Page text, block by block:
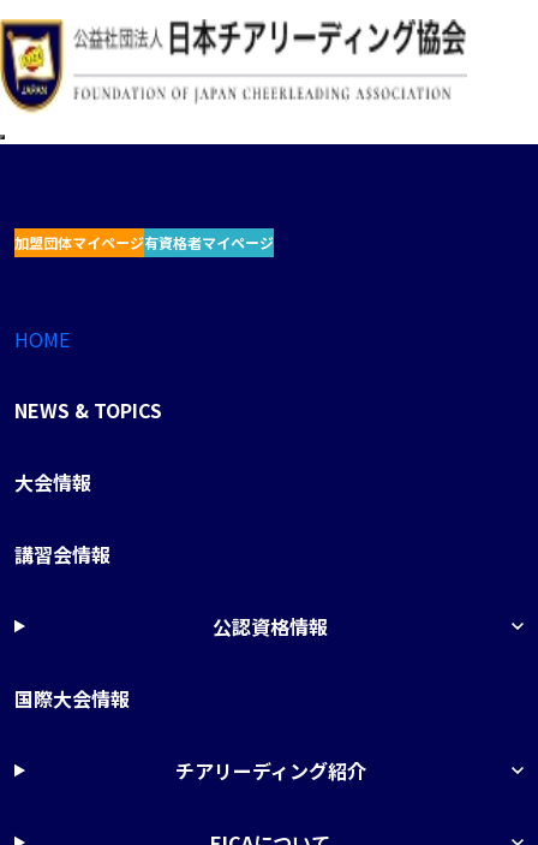
加盟団体マイページ有資格者マイページ
HOME
NEWS & TOPICS
大会情報
講習会情報
公認資格情報
国際大会情報
チアリーディング紹介